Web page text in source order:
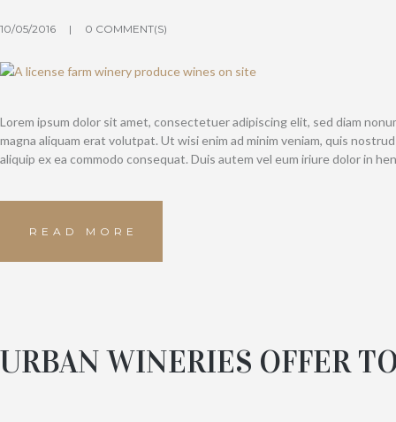
10/05/2016 0 COMMENT(S)
Lorem ipsum dolor sit amet, consectetuer adipiscing elit, sed diam
magna aliquam erat volutpat. Ut wisi enim ad minim veniam, quis
aliquip ex ea commodo consequat. Duis autem vel eum iriure dolor in
READ MORE
URBAN WINERIES OFFER